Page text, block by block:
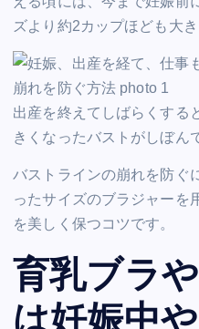
ズより約2カップほども大き
出産を終えてしばらくする
きくなったバストがしぼん
バストラインの崩れを防ぐ
ったサイズのブラジャーを
を美しく保つコツです。
育乳ブラ
は妊娠中